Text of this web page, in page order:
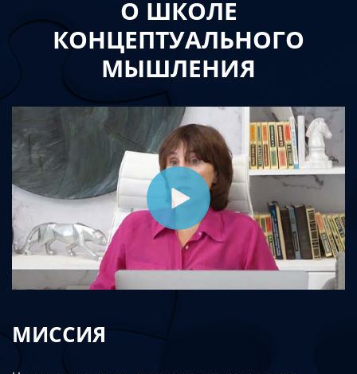
О ШКОЛЕ
КОНЦЕПТУАЛЬНОГО
МЫШЛЕНИЯ
МИССИЯ